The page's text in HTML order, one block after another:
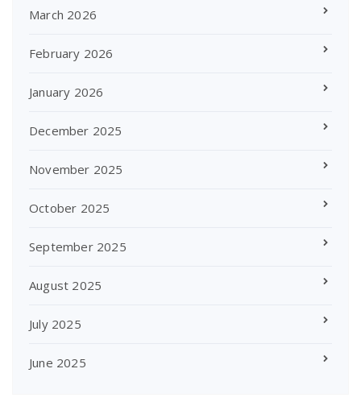
March 2026
February 2026
January 2026
December 2025
November 2025
October 2025
September 2025
August 2025
July 2025
June 2025